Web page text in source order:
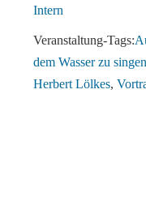
Intern
Veranstaltung-Tags:
dem Wasser zu singen
Herbert Lölkes,